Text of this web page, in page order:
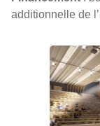
additionnelle de